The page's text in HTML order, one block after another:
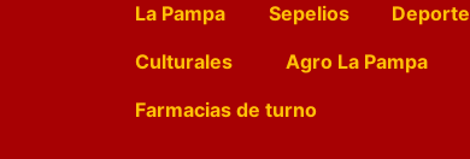
La Pampa Sepelios
Culturales
Agro La Pampa
Farmacias de turno